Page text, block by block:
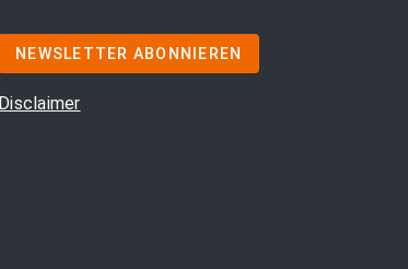
NEWSLETTER ABONNIEREN
Disclaimer